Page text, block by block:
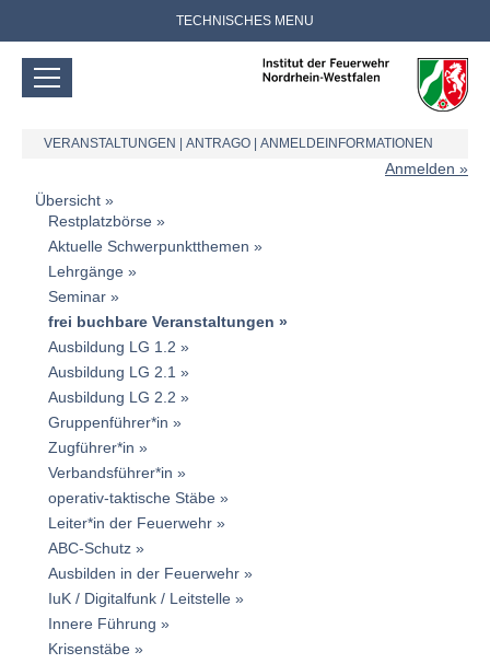
TECHNISCHES MENU
VERANSTALTUNGEN ANTRAGO ANMELDEINFORMATIONEN
Anmelden
Übersicht
Restplatzbörse
Aktuelle Schwerpunktthemen
Lehrgänge
Seminar
frei buchbare Veranstaltungen
Ausbildung LG 1.2
Ausbildung LG 2.1
Ausbildung LG 2.2
Gruppenführer*in
Zugführer*in
Verbandsführer*in
operativ-taktische Stäbe
Leiter*in der Feuerwehr
ABC-Schutz
Ausbilden in der Feuerwehr
IuK / Digitalfunk / Leitstelle
Innere Führung
Krisenstäbe